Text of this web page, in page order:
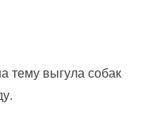
тему выгула собак